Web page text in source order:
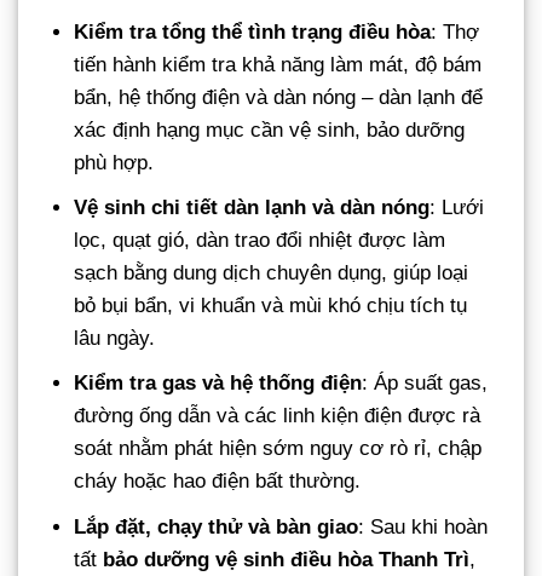
Kiểm tra tổng thể tình trạng điều hòa: Thợ
tiến hành kiểm tra khả năng làm mát, độ bám
bẩn, hệ thống điện và dàn nóng – dàn lạnh để
xác định hạng mục cần vệ sinh, bảo dưỡng
phù hợp.
Vệ sinh chi tiết dàn lạnh và dàn nóng: Lưới
lọc, quạt gió, dàn trao đổi nhiệt được làm
sạch bằng dung dịch chuyên dụng, giúp loại
bỏ bụi bẩn, vi khuẩn và mùi khó chịu tích tụ
lâu ngày.
Kiểm tra gas và hệ thống điện: Áp suất gas,
đường ống dẫn và các linh kiện điện được rà
soát nhằm phát hiện sớm nguy cơ rò rỉ, chập
cháy hoặc hao điện bất thường.
Lắp đặt, chạy thử và bàn giao: Sau khi hoàn
tất bảo dưỡng vệ sinh điều hòa Thanh Trì,